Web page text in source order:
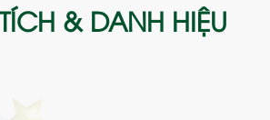
& DANH HIỆU